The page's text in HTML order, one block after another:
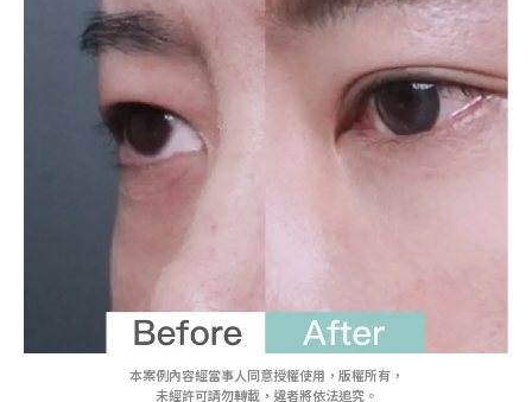
本案例內容經當事人同意授權使用，版權所有，
未經許可請勿轉載，違者將依法追究。